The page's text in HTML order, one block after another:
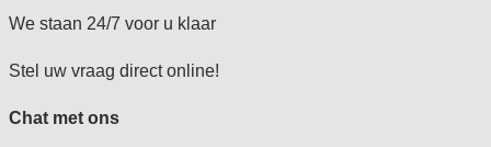
We staan 24/7 voor u klaar
Stel uw vraag direct online!
Chat met ons